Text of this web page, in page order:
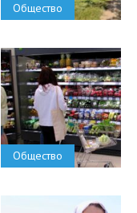
Общество
Общество